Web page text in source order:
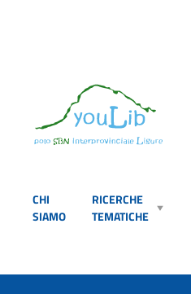
CHI
SIAMO
RICERCHE
TEMATICHE